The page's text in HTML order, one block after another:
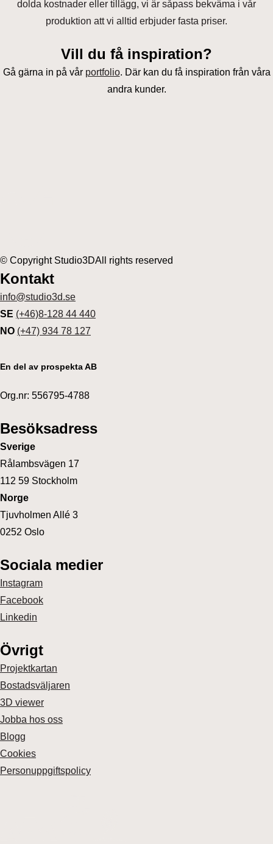
dolda kostnader eller tillägg, vi är såpass bekväma i vår
produktion att vi alltid erbjuder fasta priser.
Vill du få inspiration?
Gå gärna in på vår portfolio. Där kan du få inspiration från våra
andra kunder.
© Copyright Studio3DAll rights reserved
Kontakt
info@studio3d.se
SE (+46)8-128 44 440
NO (+47) 934 78 127
En del av prospekta AB
Org.nr: 556795-4788
Besöksadress
Sverige
Rålambsvägen 17
112 59 Stockholm
Norge
Tjuvholmen Allé 3
0252 Oslo
Sociala medier
Instagram
Facebook
Linkedin
Övrigt
Projektkartan
Bostadsväljaren
3D viewer
Jobba hos oss
Blogg
Cookies
Personuppgiftspolicy